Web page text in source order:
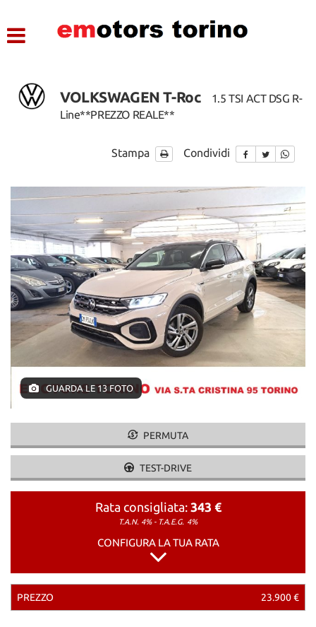
ASSISTENZA VOLKSWAGEN T-Roc
1.5 TSI ACT DSG R-
Line**PREZZO REALE**
Stampa Condividi
GUARDA LE 13 FOTO
PERMUTA
TEST-DRIVE
Rata consigliata: 343 €
T.A.N. 4% - T.A.E.G. 4%
CONFIGURA LA TUA RATA
PREZZO 23.900 €